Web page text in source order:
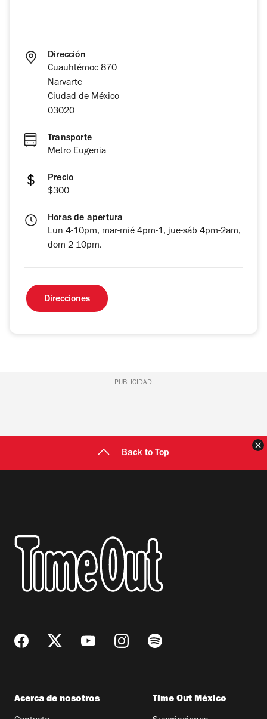
Dirección
Cuauhtémoc 870
Narvarte
Ciudad de México
03020
Transporte
Metro Eugenia
Precio
$300
Horas de apertura
Lun 4-10pm, mar-mié 4pm-1, jue-sáb 4pm-2am,
dom 2-10pm.
Direcciones
PUBLICIDAD
Back to Top
Acerca de nosotros Time Out México